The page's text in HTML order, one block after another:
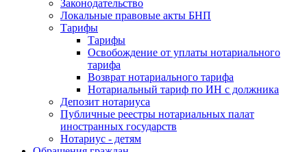
Законодательство
Локальные правовые акты БНП
Тарифы
Тарифы
Освобождение от уплаты нотариального
тарифа
Возврат нотариального тарифа
Нотариальный тариф по ИН с должника
Депозит нотариуса
Публичные реестры нотариальных палат
иностранных государств
Нотариус - детям